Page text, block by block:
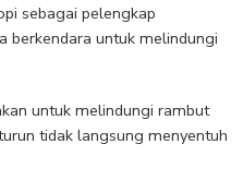
sebagai pelengkap
berkendara untuk melindungi
untuk melindungi rambut
tidak langsung menyentuh